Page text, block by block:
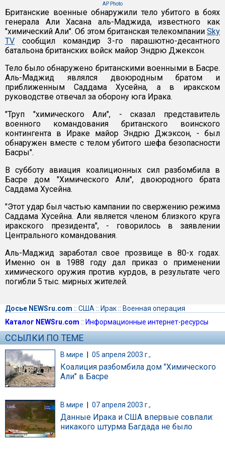
AP Photo
Британские военные обнаружили тело убитого в боях
генерала Али Хасана аль-Маджида, известного как
"химический Али". Об этом британская телекомпании Sky
TV сообщил командир 3-го парашютно-десантного
батальона британских войск майор Эндрю Джексон.
Тело было обнаружено британскими военными в Басре.
Аль-Маджид являлся двоюродным братом и
приближенным Саддама Хусейна, а в иракском
руководстве отвечал за оборону юга Ирака.
"Труп "химического Али", - сказал представитель
военного командования британского воинского
контингента в Ираке майор Эндрю Джэксон, - был
обнаружен вместе с телом убитого шефа безопасности
Басры".
В субботу авиация коалиционных сил разбомбила в
Басре дом "Химического Али", двоюродного брата
Саддама Хусейна.
"Этот удар был частью кампании по свержению режима
Саддама Хусейна. Али является членом близкого круга
иракского президента", - говорилось в заявлении
Центрального командования.
Аль-Маджид заработал свое прозвище в 80-х годах.
Именно он в 1988 году дал приказ о применении
химического оружия против курдов, в результате чего
погибли 5 тыс. мирных жителей.
Досье NEWSru.com :: США :: Ирак:: Военная операция
Каталог NEWSru.com :: Информационные интернет-ресурсы
ССЫЛКИ ПО ТЕМЕ
В мире | 05 апреля 2003 г.,
Коалиция разбомбила дом "Химического
Али" в Басре
В мире 07 апреля 2003 г.,
Данные Ирака и США впервые совпали:
никакого штурма Багдада не было